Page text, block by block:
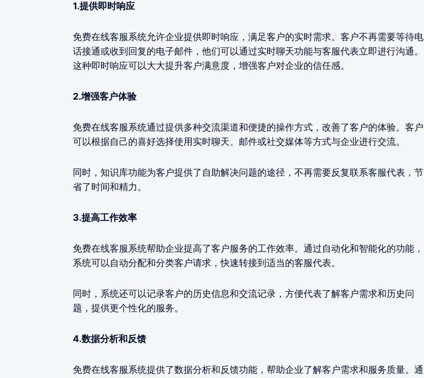
1.提供即时响应
免费在线客服系统允许企业提供即时响应，满足客户的实时需求。客户不再需要等待电
话接通或收到回复的电子邮件，他们可以通过实时聊天功能与客服代表立即进行沟通。
这种即时响应可以大大提升客户满意度，增强客户对企业的信任感。
2.增强客户体验
免费在线客服系统通过提供多种交流渠道和便捷的操作方式，改善了客户的体验。客户
可以根据自己的喜好选择使用实时聊天、邮件或社交媒体等方式与企业进行交流。
同时，知识库功能为客户提供了自助解决问题的途径，不再需要反复联系客服代表，节
省了时间和精力。
3.提高工作效率
免费在线客服系统帮助企业提高了客户服务的工作效率。通过自动化和智能化的功能，
系统可以自动分配和分类客户请求，快速转接到适当的客服代表。
同时，系统还可以记录客户的历史信息和交流记录，方便代表了解客户需求和历史问
题，提供更个性化的服务。
4.数据分析和反馈
免费在线客服系统提供了数据分析和反馈功能，帮助企业了解客户需求和服务质量。通